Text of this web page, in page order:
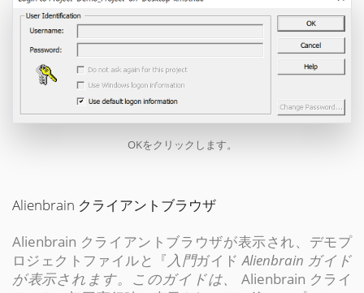
OKをクリックします。
Alienbrain クライアントブラウザ
Alienbrain クライアントブラウザが表示され、デモプ
ロジェクトファイルと『 入門ガイドAlienbrain ガイド
が表示されます。このガイドは、
Alienbrain クライ